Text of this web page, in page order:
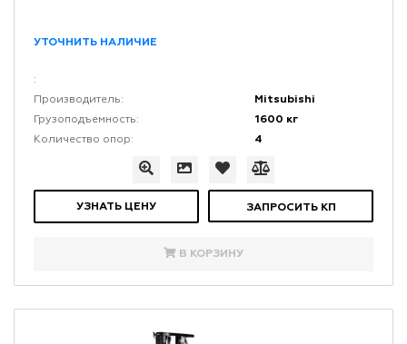
УТОЧНИТЬ НАЛИЧИЕ
:
Производитель:
Mitsubishi
Грузоподъемность: 1600 кг
Количество опор: 4
УЗНАТЬ ЦЕНУ ЗАПРОСИТЬ КП
В КОРЗИНУ